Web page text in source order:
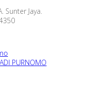
Sunter Jaya.
PURNOMO